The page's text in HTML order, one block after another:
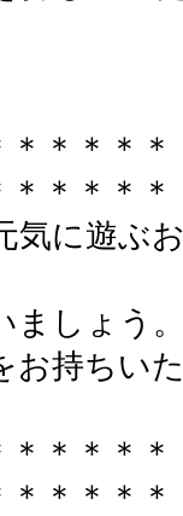
＊＊＊＊
＊＊＊＊
気に遊ぶ
ましょう
お持ちい
＊＊＊＊
＊＊＊＊